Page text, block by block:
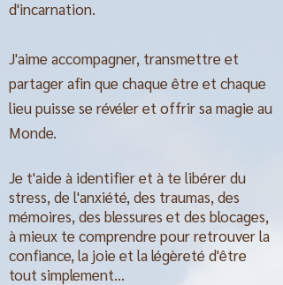
d'incarnation.
J'aime accompagner, transmettre et
partager afin que chaque être et chaque
lieu puisse se révéler et offrir sa magie au
Monde.
Je t'aide à identifier et à te libérer du
stress, de l'anxiété, des traumas, des
mémoires, des blessures et des blocages,
à mieux te comprendre pour retrouver la
confiance, la joie et la légèreté d'être
tout simplement...